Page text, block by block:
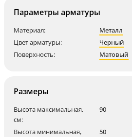
Параметры арматуры
Материал:
Металл
Цвет арматуры:
Черный
Поверхность:
Матовый
Размеры
Высота максимальная,
см:
90
Высота минимальная,
50